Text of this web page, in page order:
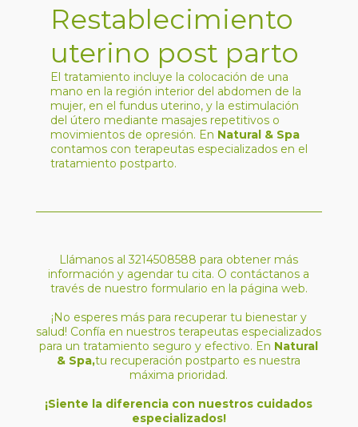
Restablecimiento
uterino post parto
El tratamiento incluye la colocación de una
mano en la región interior del abdomen de la
mujer, en el fundus uterino, y la estimulación
del útero mediante masajes repetitivos o
movimientos de opresión. En Natural & Spa
contamos con terapeutas especializados en el
tratamiento postparto.
Llámanos al 3214508588 para obtener más
información y agendar tu cita. O contáctanos a
través de nuestro formulario en la página web.
¡No esperes más para recuperar tu bienestar y
salud! Confía en nuestros terapeutas especializados
para un tratamiento seguro y efectivo. En Natural
& Spa,tu recuperación postparto es nuestra
máxima prioridad.
¡Siente la diferencia con nuestros cuidados
especializados!